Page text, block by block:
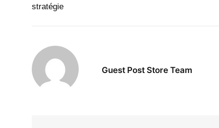
stratégie
Guest Post Store Team